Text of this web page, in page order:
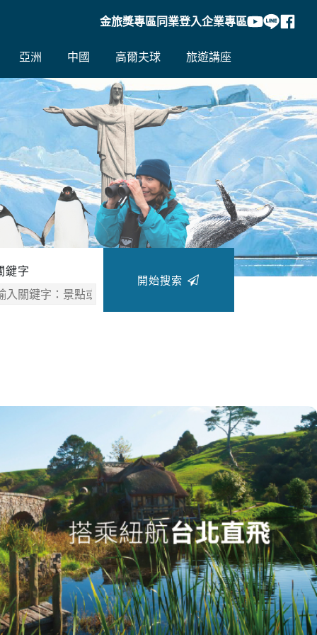
金旅獎專區同業登入企業專區
亞洲 中國 高爾夫球 旅遊講座
往後
鍵字
開始搜索